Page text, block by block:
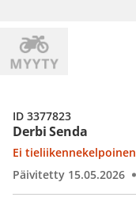
Derbi Senda
Ei tieliikennekelpoinen
Päivitetty 15.05.2026
ID 3377823